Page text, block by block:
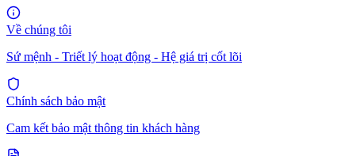
Về chúng tôi
Sứ mệnh - Triết lý hoạt động - Hệ giá trị cốt lõi
Chính sách bảo mật
Cam kết bảo mật thông tin khách hàng